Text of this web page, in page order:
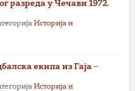
разреда у Чечави 1972.
Историја и
екипа из Гаја –
Историја и